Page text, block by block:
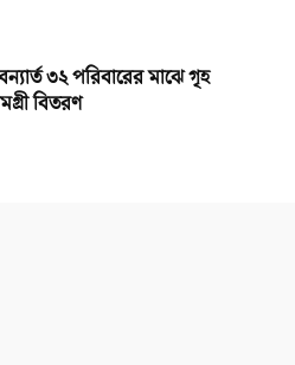
৩২ পরিবারের মাঝে গৃহ
বিতরণ